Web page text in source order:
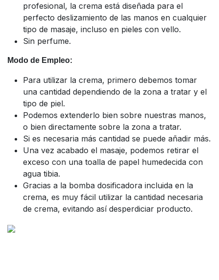
profesional, la crema está diseñada para el
perfecto deslizamiento de las manos en cualquier
tipo de masaje, incluso en pieles con vello.
Sin perfume.
Modo de Empleo:
Para utilizar la crema, primero debemos tomar
una cantidad dependiendo de la zona a tratar y el
tipo de piel.
Podemos extenderlo bien sobre nuestras manos,
o bien directamente sobre la zona a tratar.
Si es necesaria más cantidad se puede añadir más.
Una vez acabado el masaje, podemos retirar el
exceso con una toalla de papel humedecida con
agua tibia.
Gracias a la bomba dosificadora incluida en la
crema, es muy fácil utilizar la cantidad necesaria
de crema, evitando así desperdiciar producto.